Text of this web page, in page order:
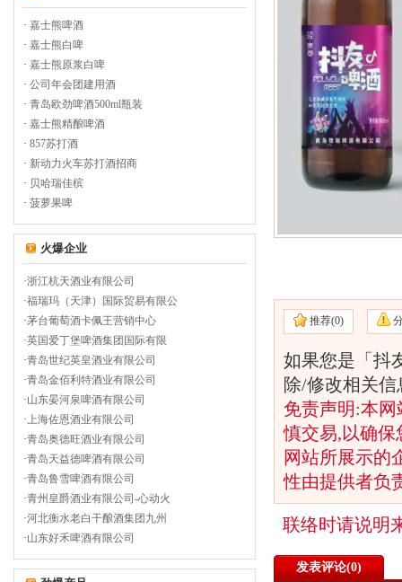
· 嘉士熊啤酒
· 嘉士熊白啤
· 嘉士熊原浆白啤
· 公司年会团建用酒
· 青岛欧劲啤酒500ml瓶装
· 嘉士熊精酿啤酒
· 857苏打酒
· 新动力火车苏打酒招商
· 贝哈瑞佳槟
· 菠萝果啤
火爆企业
·浙江杭天酒业有限公司
·福瑞玛（天津）国际贸易有限公
·茅台葡萄酒卡佩王营销中心
·英国爱丁堡啤酒集团国际有限
·青岛世纪英皇酒业有限公司
·青岛金佰利特酒业有限公司
·山东晏河泉啤酒有限公司
·上海佐恩酒业有限公司
·青岛奥德旺酒业有限公司
·青岛天益德啤酒有限公司
·青岛鲁雪啤酒有限公司
·青州皇爵酒业有限公司-心动火
·河北衡水老白干酿酒集团九州
·山东好禾啤酒有限公司
推荐(0)
如果您是「抖
除/修改相关
免责声明:本
慎交易,以确
网站所展示的
性由提供者负
联络时请说明
发表评论(0)